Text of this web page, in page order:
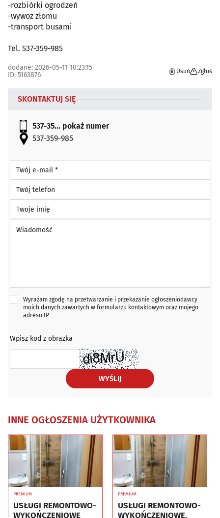
-rozbiórki ogrodzeń
-wywoz złomu
-transport busami
Tel. 537-359-985
dodane: 2026-05-11 10:23:15
ID: 5163876
Usuń Zgłoś
SKONTAKTUJ SIĘ
537-35... pokaż numer
537-359-985
Wyrażam zgodę na przetwarzanie i przekazanie ogłoszeniodawcy
moich danych zawartych w formularzu kontaktowym oraz mojego
adresu IP
Wpisz kod z obrazka
WYŚLIJ
INNE OGŁOSZENIA UŻYTKOWNIKA
PREMIUM
USŁUGI REMONTOWO-
WYKOŃCZENIOWE
PREMIUM
USŁUGI REMONTOWO-
WYKOŃCZENIOWE,